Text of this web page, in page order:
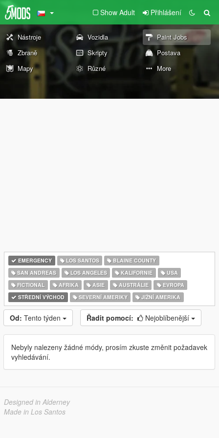
Show Adult Přihlášení
Nástroje Vozidla
Paint Jobs
Zbraně
Skripty
Postava
Mapy
Různé More
EMERGENCY LOS SANTOS
BLAINE COUNTY
SAN ANDREAS
LOS ANGELES KALIFORNIE
USA
FICTIONAL
AFRIKA ASIE AUSTRÁLIE
EVROPA
STŘEDNÍ VÝCHOD
SEVERNÍ AMERIKY JIŽNÍ AMERIKA
Od: Tento týden Řadit pomocí: Nejoblíbenější
Nebyly nalezeny žádné módy, prosím zkuste změnit požadavek
vyhledávání.
Designed in Alderney
Made in Los Santos